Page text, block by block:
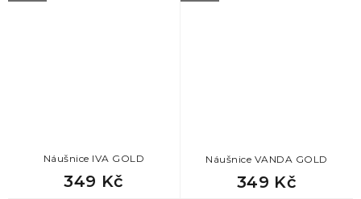
Náušnice IVA GOLD
349 Kč
Náušnice VANDA GOLD
349 Kč